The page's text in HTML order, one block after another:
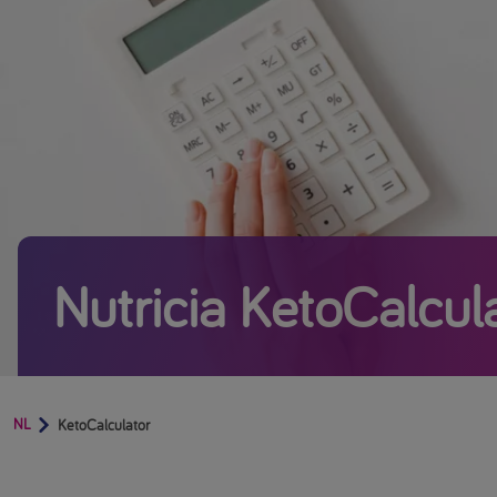
Nutricia
NL KetoCalculator